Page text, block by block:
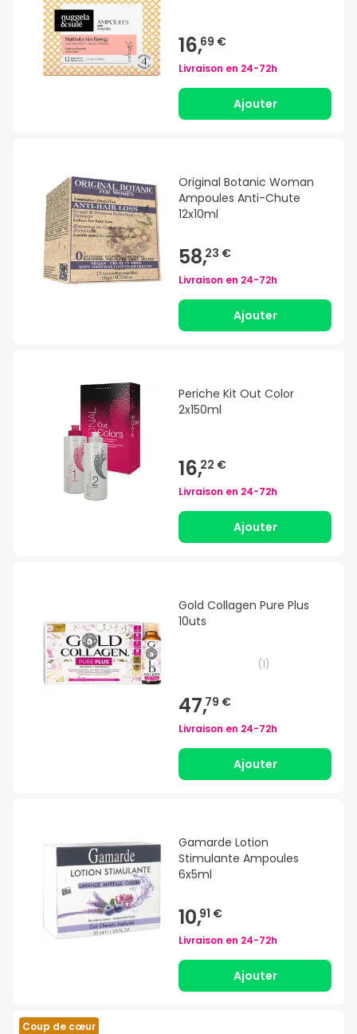
16,69 €
Livraison en 24-72h
Ajouter
Original Botanic Woman
Ampoules Anti-Chute
12x10ml
58,23 €
Livraison en 24-72h
Ajouter
Periche Kit Out Color
2x150ml
16,22 €
Livraison en 24-72h
Ajouter
Gold Collagen Pure Plus
10uts
(1)
47,79 €
Livraison en 24-72h
Ajouter
Gamarde Lotion
Stimulante Ampoules
6x5ml
10,91 €
Livraison en 24-72h
Ajouter
Coup de cœur